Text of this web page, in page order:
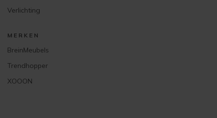
Verlichting
MERKEN
BreinMeubels
Trendhopper
XOOON